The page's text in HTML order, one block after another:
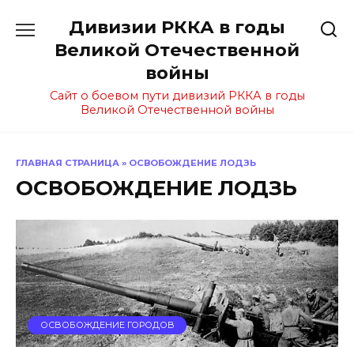
содержанию
Дивизии РККА в годы
Великой Отечественной
войны
Сайт о боевом пути дивизий РККА в годы
Великой Отечественной войны
ГЛАВНАЯ СТРАНИЦА » ОСВОБОЖДЕНИЕ ЛОДЗЬ
ОСВОБОЖДЕНИЕ ЛОДЗЬ
ОСВОБОЖДЕНИЕ ГОРОДОВ